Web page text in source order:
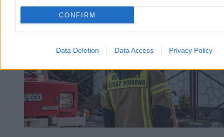
CONFIRM
Data Deletion Data Access Privacy Policy